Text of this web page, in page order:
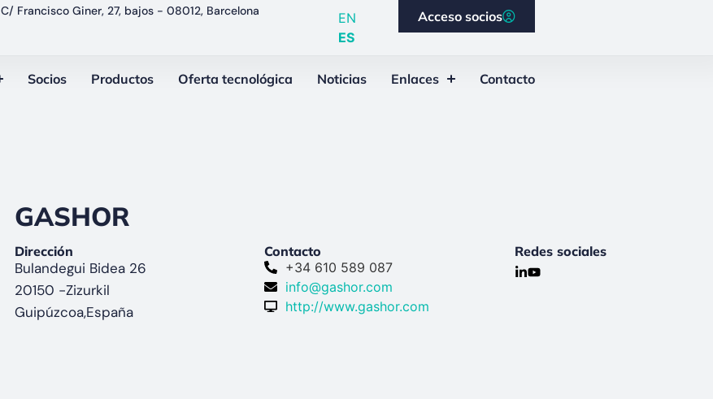
C/ Francisco Giner, 27, bajos - 08012, Barcelona
EN
ES
Acceso socios
Socios Productos Oferta tecnológica Noticias Enlaces Contacto
GASHOR
Dirección
Bulandegui Bidea 26
20150 -Zizurkil
Guipúzcoa,España
Contacto
+34 610 589 087
info@gashor.com
http://www.gashor.com
Redes sociales